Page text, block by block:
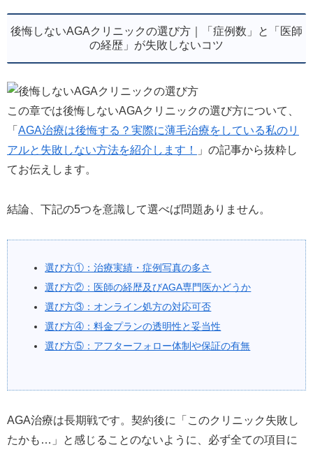
後悔しないAGAクリニックの選び方｜「症例数」と「医師
の経歴」が失敗しないコツ
この章では後悔しないAGAクリニックの選び方について、
「 AGA治療は後悔する？実際に薄毛治療をしている私のリ
アルと失敗しない方法を紹介します！
」の記事から抜粋し
てお伝えします。
結論、下記の5つを意識して選べば問題ありません。
選び方①：治療実績・症例写真の多さ
選び方②：医師の経歴及びAGA専門医かどうか
選び方③：オンライン処方の対応可否
選び方④：料金プランの透明性と妥当性
選び方⑤：アフターフォロー体制や保証の有無
AGA治療は長期戦です。契約後に「このクリニック失敗し
たかも…」と感じることのないように、必ず全ての項目に